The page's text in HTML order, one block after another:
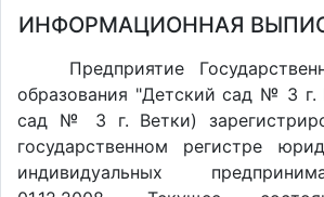
ИНФОРМАЦИОННАЯ
Предприятие
образования "Детский сад № 3 г.
сад № 3 г. Ветки)
государственном регистре
индивидуальных